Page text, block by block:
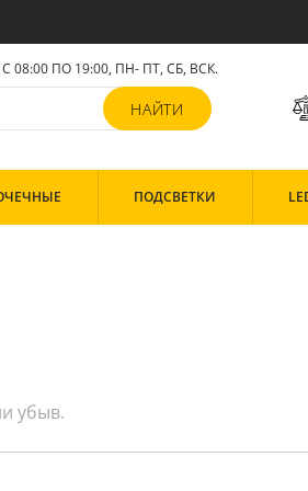
С 08:00 ПО 19:00, ПН- ПТ, СБ, ВСК.
ПОДСВЕТКИ